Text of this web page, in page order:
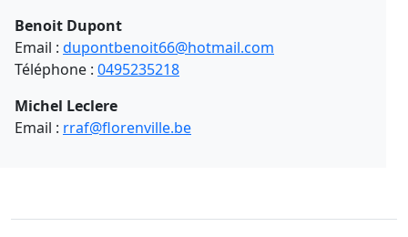
Benoit Dupont
Email : dupontbenoit66@hotmail.com
Téléphone : 0495235218
Michel Leclere
Email : rraf@florenville.be